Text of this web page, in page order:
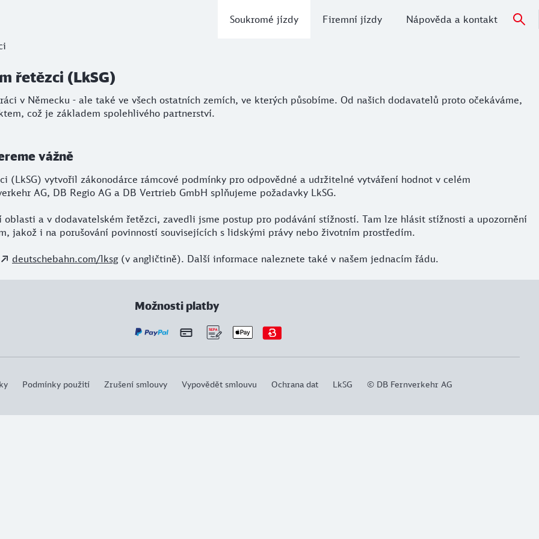
Soukromé jízdy Firemní jízdy Nápověda a kontakt
(LkSG)
řetězci (LkSG)
v Německu - ale také ve všech ostatních zemích, ve kterých působíme. Od našich dodavatelů proto očekáváme,
což je základem spolehlivého partnerství.
vážně
(LkSG) vytvořil zákonodárce rámcové podmínky pro odpovědné a udržitelné vytváření hodnot v celém
AG, DB Regio AG a DB Vertrieb GmbH splňujeme požadavky LkSG.
a v dodavatelském řetězci, zavedli jsme postup pro podávání stížností. Tam lze hlásit stížnosti a upozornění
jakož i na porušování povinností souvisejících s lidskými právy nebo životním prostředím.
deutschebahn.com/lksg(v angličtině). Další informace naleznete také v našem jednacím řádu.
Možnosti platby
Podmínky použití Zrušení smlouvy Vypovědět smlouvu Ochrana dat LkSG © DB Fernverkehr AG